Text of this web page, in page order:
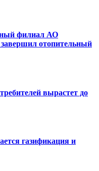
филиал АО
отопительный
вырастет до
газификация и